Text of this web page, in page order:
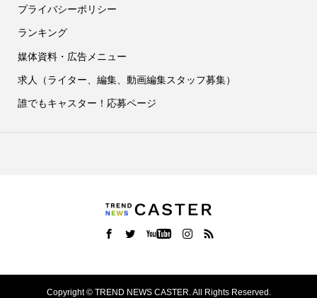
プライバシーポリシー
ランキング
媒体資料・広告メニュー
求人（ライター、編集、動画編集スタッフ募集）
誰でもキャスター！応募ページ
Copyright ©TREND NEWS CASTER. All Rights Reserved.